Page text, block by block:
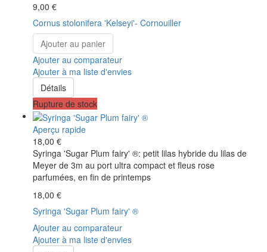
9,00 €
Cornus stolonifera 'Kelseyi'- Cornouiller
Ajouter au panier
Ajouter au comparateur
Ajouter à ma liste d'envies
Détails
Rupture de stock
Aperçu rapide
18,00 €
Syringa 'Sugar Plum fairy' ®: petit lilas hybride du lilas de
Meyer de 3m au port ultra compact et fleus rose
parfumées, en fin de printemps
18,00 €
Syringa 'Sugar Plum fairy' ®
Ajouter au comparateur
Ajouter à ma liste d'envies